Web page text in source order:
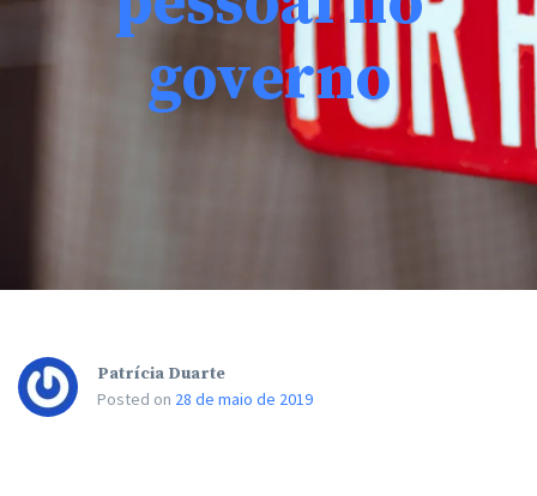
governo
Patrícia Duarte
Posted on 28 de maio de 2019